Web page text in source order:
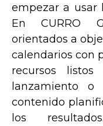
empezar a usar
EnCURRO
orientados a
calendarios con
recursos
lanzamiento o
contenido
los